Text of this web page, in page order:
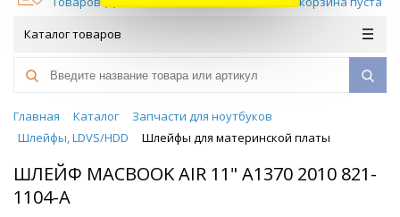
Каталог товаров
Главная Каталог
Запчасти для ноутбуков
Шлейфы, LDVS/HDD
Шлейфы для материнской платы
ШЛЕЙФ MACBOOK AIR 11" A1370 2010 821-
1104-A